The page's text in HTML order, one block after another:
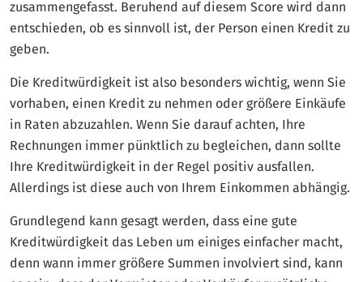
zusammengefasst. Beruhend auf diesem Score wird dann
entschieden, ob es sinnvoll ist, der Person einen Kredit zu
geben.
Die Kreditwürdigkeit ist also besonders wichtig, wenn Sie
vorhaben, einen Kredit zu nehmen oder größere Einkäufe
in Raten abzuzahlen. Wenn Sie darauf achten, Ihre
Rechnungen immer pünktlich zu begleichen, dann sollte
Ihre Kreditwürdigkeit in der Regel positiv ausfallen.
Allerdings ist diese auch von Ihrem Einkommen abhängig.
Grundlegend kann gesagt werden, dass eine gute
Kreditwürdigkeit das Leben um einiges einfacher macht,
denn wann immer größere Summen involviert sind, kann